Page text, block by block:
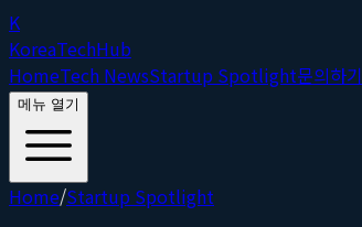
K
KoreaTechHub
HomeTech NewsStartup Spotlight문의하기
메뉴 열기
Home/Startup Spotlight